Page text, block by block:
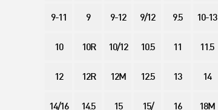
9-11 9 9-12 9/12 9.5 10-13
10 10R 10/12 10.5 11 11.5
12 12R 12M 12.5 13 14
14/16 14.5 15 15/ 16 18M